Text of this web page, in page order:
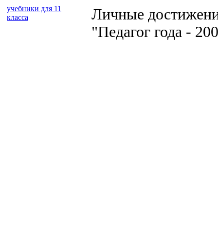
учебники для 11
класса
Личные
"Педагог года -